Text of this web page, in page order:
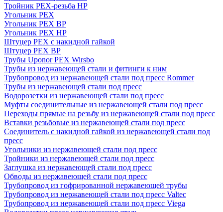
Тройник PEX-резьба НР
Угольник PEX
Угольник PEX ВР
Угольник PEX НР
Штуцер PEX c накидной гайкой
Штуцер PEX ВР
Трубы Uponor PEX Wirsbo
Трубы из нержавеющей стали и фитинги к ним
Трубопровод из нержавеющей стали под пресс Rommer
Трубы из нержавеющей стали под пресс
Водорозетки из нержавеющей стали под пресс
Муфты соединительные из нержавеющей стали под пресс
Переходы прямые на резьбу из нержавеющей стали под пресс
Вставки резьбовые из нержавеющей стали под пресс
Соединитель с накидной гайкой из нержавеющей стали под
пресс
Угольники из нержавеющей стали под пресс
Тройники из нержавеющей стали под пресс
Заглушка из нержавеющей стали под пресс
Обводы из нержавеющей стали под пресс
Трубопровод из гофрированной нержавеющей трубы
Трубопровод из нержавеющей стали под пресс Valtec
Трубопровод из нержавеющей стали под пресс Viega